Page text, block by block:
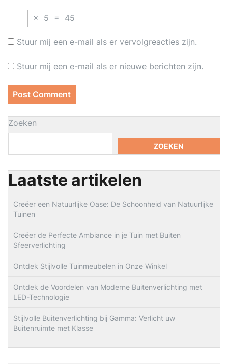
× 5 = 45
Stuur mij een e-mail als er vervolgreacties zijn.
Stuur mij een e-mail als er nieuwe berichten zijn.
Zoeken
ZOEKEN
Laatste artikelen
Creëer een Natuurlijke Oase: De Schoonheid van Natuurlijke
Tuinen
Creëer de Perfecte Ambiance in je Tuin met Buiten
Sfeerverlichting
Ontdek Stijlvolle Tuinmeubelen in Onze Winkel
Ontdek de Voordelen van Moderne Buitenverlichting met
LED-Technologie
Stijlvolle Buitenverlichting bij Gamma: Verlicht uw
Buitenruimte met Klasse